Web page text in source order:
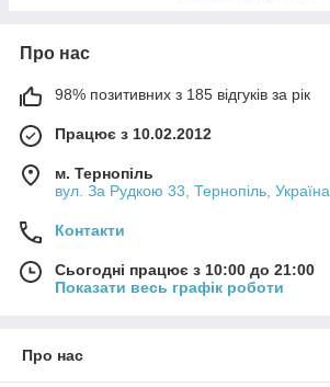
Про нас
98% позитивних з 185 відгуків за рік
Працює з 10.02.2012
м. Тернопіль
вул. За Рудкою 33, Тернопіль, Україна
Контакти
Сьогодні працює з 10:00 до 21:00
Показати весь графік роботи
Про нас